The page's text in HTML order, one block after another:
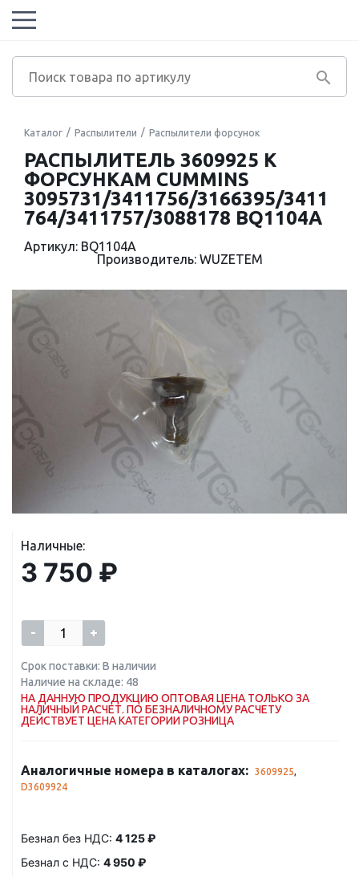
Каталог Распылители Распылители форсунок
РАСПЫЛИТЕЛЬ 3609925 К
ФОРСУНКАМ CUMMINS
3095731/3411756/3166395/3411
764/3411757/3088178 BQ1104A
Артикул: BQ1104A
Производитель: WUZETEM
Наличные:
3 750 ₽
- +
Срок поставки: В наличии
Наличие на складе: 48
НА ДАННУЮ ПРОДУКЦИЮ ОПТОВАЯ ЦЕНА ТОЛЬКО ЗА
НАЛИЧНЫЙ РАСЧЕТ. ПО БЕЗНАЛИЧНОМУ РАСЧЕТУ
ДЕЙСТВУЕТ ЦЕНА КАТЕГОРИИ РОЗНИЦА
Аналогичные номера в каталогах: 3609925,
D3609924
Безнал без НДС: 4 125 ₽
Безнал с НДС: 4 950 ₽